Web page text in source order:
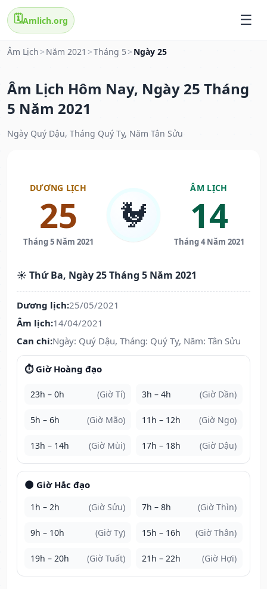
🗓️Amlich.org
Âm Lịch > Năm 2021 >Tháng 5 > Ngày 25
Âm Lịch Hôm Nay, Ngày 25 Tháng
5 Năm 2021
Ngày Quý Dậu, Tháng Quý Tỵ, Năm Tân Sửu
DƯƠNG LỊCH
25
Tháng 5 Năm 2021
🐓
ÂM LỊCH
14
Tháng 4 Năm 2021
☀️ Thứ Ba, Ngày 25 Tháng 5 Năm 2021
Dương lịch:25/05/2021
Âm lịch:14/04/2021
Can chi:Ngày: Quý Dậu, Tháng: Quý Tỵ, Năm: Tân Sửu
⏱️ Giờ Hoàng đạo
23h – 0h (Giờ Tí) 3h – 4h (Giờ Dần)
5h – 6h (Giờ Mão) 11h – 12h (Giờ Ngọ)
13h – 14h (Giờ Mùi) 17h – 18h (Giờ Dậu)
🌑 Giờ Hắc đạo
1h – 2h (Giờ Sửu) 7h – 8h (Giờ Thìn)
9h – 10h (Giờ Tỵ) 15h – 16h (Giờ Thân)
19h – 20h (Giờ Tuất) 21h – 22h (Giờ Hợi)